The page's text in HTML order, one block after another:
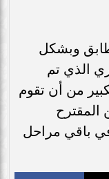
وبشكل
الذي تم
من أن تقوم
المقترح
باقي مراحل